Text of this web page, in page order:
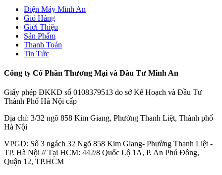
Điện Máy Minh An
Giỏ Hàng
Giới Thiệu
Sản Phẩm
Thanh Toán
Tin Tức
Công ty Cổ Phần Thương Mại và Đầu Tư Minh An
Giấy phép ĐKKD số 0108379513 do sở Kế Hoạch và Đầu Tư
Thành Phố Hà Nội cấp
Địa chỉ: 3/32 ngõ 858 Kim Giang, Phường Thanh Liệt, Thành phố
Hà Nội
VPGD: Số 3 ngách 32 Ngõ 858 Kim Giang- Phường Thanh Liệt -
TP. Hà Nội // Tại HCM: 442/8 Quốc Lộ 1A, P. An Phú Đông,
Quận 12, TP.HCM